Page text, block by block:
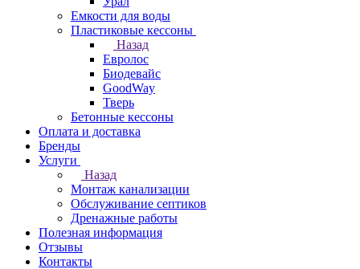
Емкости для воды
Пластиковые кессоны
Назад
Евролос
Биодевайс
GoodWay
Тверь
Бетонные кессоны
Оплата и доставка
Бренды
Услуги
Назад
Монтаж канализации
Обслуживание септиков
Дренажные работы
Полезная информация
Отзывы
Контакты